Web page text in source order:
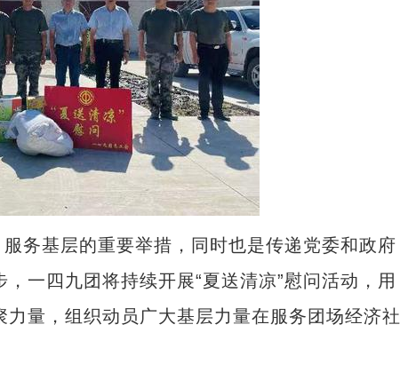
基层的重要举措，同时也是传递党委和政府
一四九团将持续开展“夏送清凉”慰问活动，用
量，组织动员广大基层力量在服务团场经济社
新疆兵团：“南果北种”成常态 特色农业兴乡